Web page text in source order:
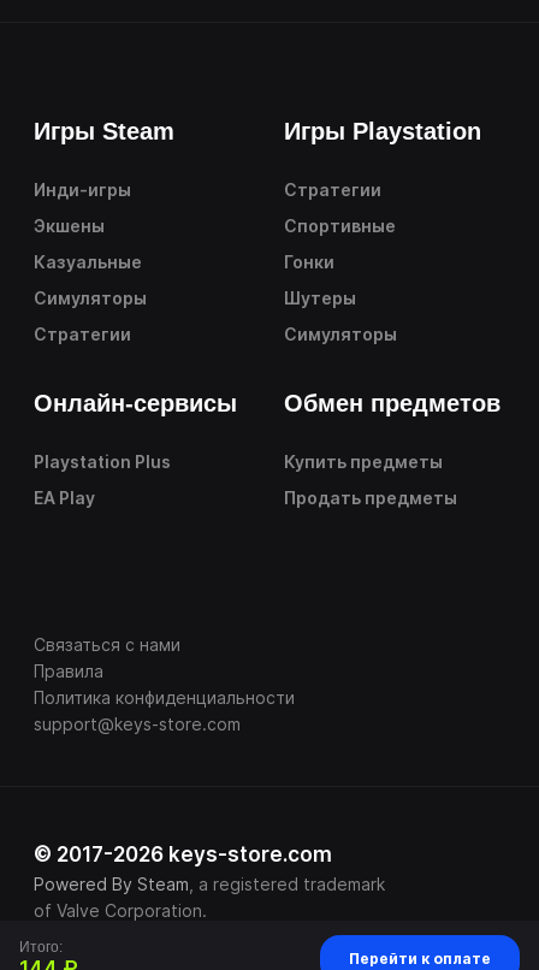
Итого:
Перейти к оплате
Игры Steam
Инди-игры
Экшены
Казуальные
Симуляторы
Стратегии
Игры Playstation
Стратегии
Спортивные
Гонки
Шутеры
Симуляторы
Онлайн-сервисы
Playstation Plus
EA Play
Обмен предметов
Купить предметы
Продать предметы
Связаться с нами
Правила
Политика конфиденциальности
support@keys-store.com
© 2017-2026 keys-store.com
Powered By Steam , a registered trademark
of Valve Corporation.